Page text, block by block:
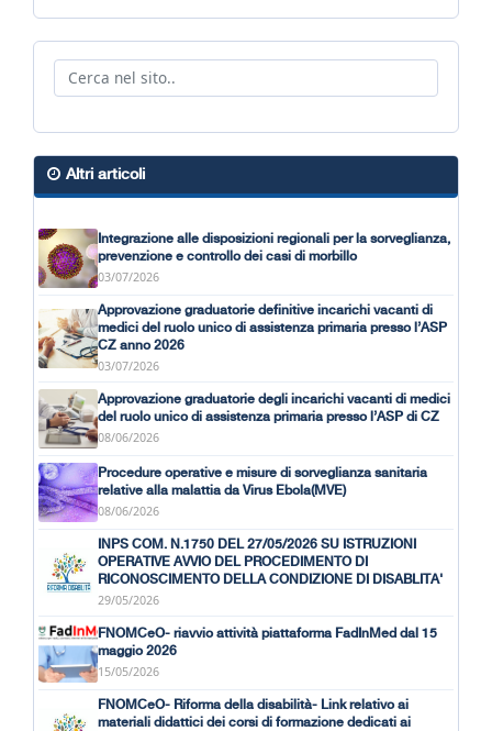
Altri articoli
Integrazione alle disposizioni regionali per la sorveglianza,
prevenzione e controllo dei casi di morbillo
03/07/2026
Approvazione graduatorie definitive incarichi vacanti di
medici del ruolo unico di assistenza primaria presso l’ASP
CZ anno 2026
03/07/2026
Approvazione graduatorie degli incarichi vacanti di medici
del ruolo unico di assistenza primaria presso l’ASP di CZ
08/06/2026
Procedure operative e misure di sorveglianza sanitaria
relative alla malattia da Virus Ebola(MVE)
08/06/2026
INPS COM. N.1750 DEL 27/05/2026 SU ISTRUZIONI
OPERATIVE AVVIO DEL PROCEDIMENTO DI
RICONOSCIMENTO DELLA CONDIZIONE DI DISABLITA'
29/05/2026
FNOMCeO- riavvio attività piattaforma FadInMed dal 15
maggio 2026
15/05/2026
FNOMCeO- Riforma della disabilità- Link relativo ai
materiali didattici dei corsi di formazione dedicati ai